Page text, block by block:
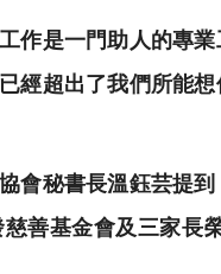
作是一門助人的專
經超出了我們所能
會秘書長溫鈺芸提
善基金會及三家